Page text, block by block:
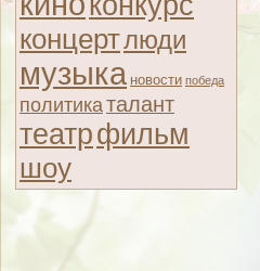
концертлюди
музыка новости победа
политикаталант
театрфильм
шоу